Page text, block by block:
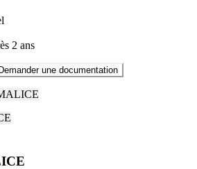
2 ans
Demander une documentation